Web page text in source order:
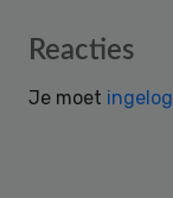
Reader
Reacties
Je moet